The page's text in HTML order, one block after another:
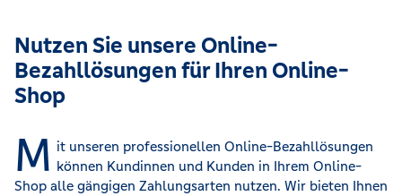
Nutzen Sie unsere Online-
Bezahllösungen für Ihren Online-
Shop
M it unseren professionellen Online-Bezahllösungen
können Kundinnen und Kunden in Ihrem Online-
Shop alle gängigen Zahlungsarten nutzen. Wir bieten Ihnen